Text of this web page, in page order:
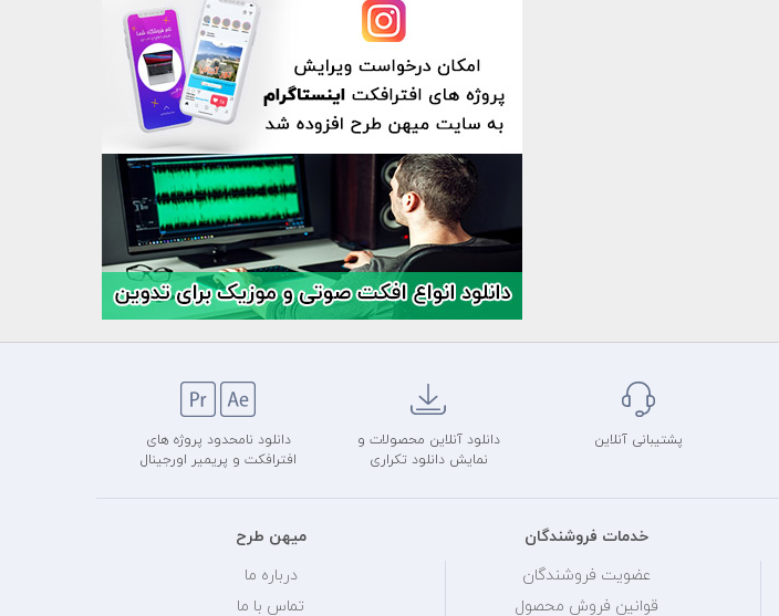
پشتیبانی آنلاین
دانلود آنلاین محصولات و
نمایش دانلود تکراری
دانلود نامحدود پروژه های
افترافکت و پریمیر اورجینال
خدمات فروشندگان
عضویت فروشندگان
قوانین فروش محصول
میهن طرح
درباره ما
تماس با ما